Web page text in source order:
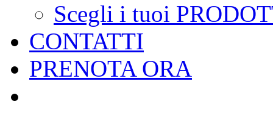
Scegli i tuoi
CONTATTI
PRENOTA ORA